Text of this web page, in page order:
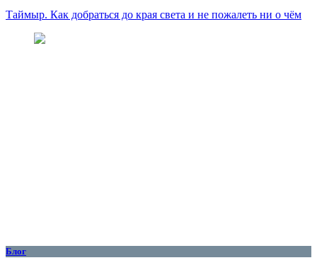
Таймыр. Как добраться до края света и не пожалеть ни о чём
Блог